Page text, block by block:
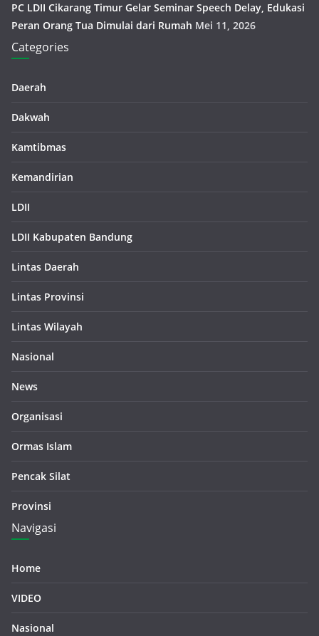
PC LDII Cikarang Timur Gelar Seminar Speech Delay, Edukasi
Peran Orang Tua Dimulai dari Rumah Mei 11, 2026
Categories
Daerah
Dakwah
Kamtibmas
Kemandirian
LDII
LDII Kabupaten Bandung
Lintas Daerah
Lintas Provinsi
Lintas Wilayah
Nasional
News
Organisasi
Ormas Islam
Pencak Silat
Provinsi
Navigasi
Home
VIDEO
Nasional